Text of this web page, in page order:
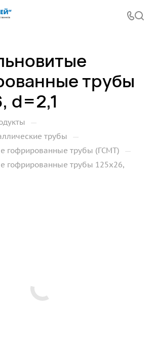
трубы
d=2,1
—
трубы —
гофрированные трубы (ГСМТ) —
гофрированные трубы 125х26,